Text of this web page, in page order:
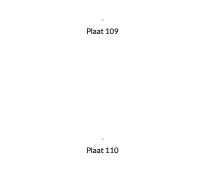
Plaat 109
Plaat 110